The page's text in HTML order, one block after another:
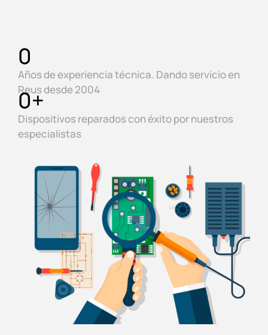
Años de experiencia técnica. Dando servicio en
Reus desde 2004
0
Dispositivos reparados con éxito por nuestros
especialistas
0+